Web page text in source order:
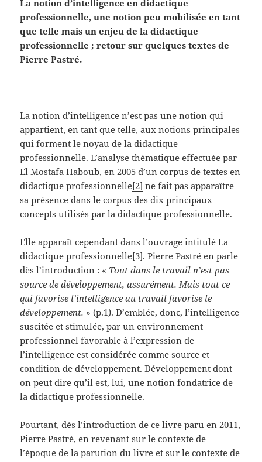
La notion d’intelligence en didactique
professionnelle, une notion peu mobilisée en tant
que telle mais un enjeu de la didactique
professionnelle ; retour sur quelques textes de
Pierre Pastré.
La notion d’intelligence n’est pas une notion qui
appartient, en tant que telle, aux notions principales
qui forment le noyau de la didactique
professionnelle. L’analyse thématique effectuée par
El Mostafa Haboub, en 2005 d’un corpus de textes en
didactique professionnelle[2] ne fait pas apparaître
sa présence dans le corpus des dix principaux
concepts utilisés par la didactique professionnelle.
Elle apparaît cependant dans l’ouvrage intitulé La
didactique professionnelle[3]. Pierre Pastré en parle
dès l’introduction : « Tout dans le travail n’est pas
source de développement, assurément. Mais tout ce
qui favorise l’intelligence au travail favorise le
développement. » (p.1). D’emblée, donc, l’intelligence
suscitée et stimulée, par un environnement
professionnel favorable à l’expression de
l’intelligence est considérée comme source et
condition de développement. Développement dont
on peut dire qu’il est, lui, une notion fondatrice de
la didactique professionnelle.
Pourtant, dès l’introduction de ce livre paru en 2011,
Pierre Pastré, en revenant sur le contexte de
l’époque de la parution du livre et sur le contexte de